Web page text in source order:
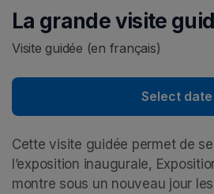
La grande visite
Visite guidée (en français)
Select date
Cette visite guidée permet de
l’exposition inaugurale,
montre sous un nouveau jour